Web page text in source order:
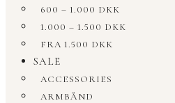
600 – 1.000 DKK
1.000 – 1.500 DKK
FRA 1.500 DKK
SALE
ACCESSORIES
ARMBÅND